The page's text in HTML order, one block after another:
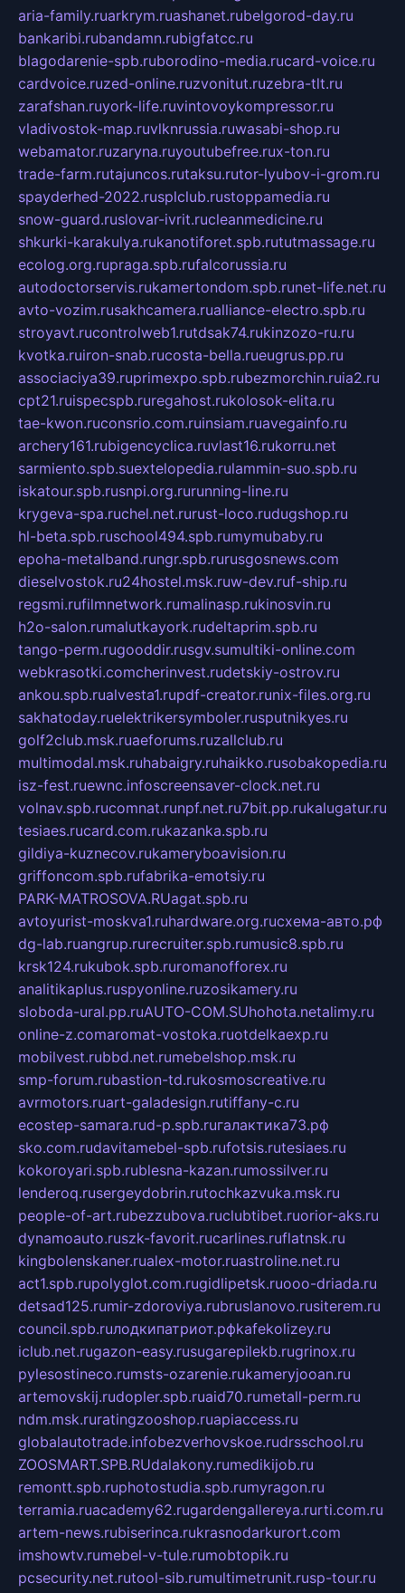
aria-family.ruarkrym.ruashanet.rubelgorod-day.ru
bankaribi.rubandamn.rubigfatcc.ru
blagodarenie-spb.ruborodino-media.rucard-voice.ru
cardvoice.ruzed-online.ruzvonitut.ruzebra-tlt.ru
zarafshan.ruyork-life.ruvintovoykompressor.ru
vladivostok-map.ruvlknrussia.ruwasabi-shop.ru
webamator.ruzaryna.ruyoutubefree.rux-ton.ru
trade-farm.rutajuncos.rutaksu.rutor-lyubov-i-grom.ru
spayderhed-2022.rusplclub.rustoppamedia.ru
snow-guard.ruslovar-ivrit.rucleanmedicine.ru
shkurki-karakulya.rukanotiforet.spb.rututmassage.ru
ecolog.org.rupraga.spb.rufalcorussia.ru
autodoctorservis.rukamertondom.spb.runet-life.net.ru
avto-vozim.rusakhcamera.rualliance-electro.spb.ru
stroyavt.rucontrolweb1.rutdsak74.rukinzozo-ru.ru
kvotka.ruiron-snab.rucosta-bella.rueugrus.pp.ru
associaciya39.ruprimexpo.spb.rubezmorchin.ruia2.ru
cpt21.ruispecspb.ruregahost.rukolosok-elita.ru
tae-kwon.ruconsrio.com.ruinsiam.ruavegainfo.ru
archery161.rubigencyclica.ruvlast16.rukorru.net
sarmiento.spb.suextelopedia.rulammin-suo.spb.ru
iskatour.spb.rusnpi.org.rurunning-line.ru
krygeva-spa.ruchel.net.rurust-loco.rudugshop.ru
hl-beta.spb.ruschool494.spb.rumymubaby.ru
epoha-metalband.rungr.spb.rurusgosnews.com
dieselvostok.ru24hostel.msk.ruw-dev.ruf-ship.ru
regsmi.rufilmnetwork.rumalinasp.rukinosvin.ru
h2o-salon.rumalutkayork.rudeltaprim.spb.ru
tango-perm.rugooddir.rusgv.sumultiki-online.com
webkrasotki.comcherinvest.rudetskiy-ostrov.ru
ankou.spb.rualvesta1.rupdf-creator.runix-files.org.ru
sakhatoday.ruelektrikersymboler.rusputnikyes.ru
golf2club.msk.ruaeforums.ruzallclub.ru
multimodal.msk.ruhabaigry.ruhaikko.rusobakopedia.ru
isz-fest.ruewnc.infoscreensaver-clock.net.ru
volnav.spb.rucomnat.runpf.net.ru7bit.pp.rukalugatur.ru
tesiaes.rucard.com.rukazanka.spb.ru
gildiya-kuznecov.rukameryboavision.ru
griffoncom.spb.rufabrika-emotsiy.ru
PARK-MATROSOVA.RUagat.spb.ru
avtoyurist-moskva1.ruhardware.org.ruсхема-авто.рф
dg-lab.ruangrup.rurecruiter.spb.rumusic8.spb.ru
krsk124.rukubok.spb.ruromanofforex.ru
analitikaplus.ruspyonline.ruzosikamery.ru
sloboda-ural.pp.ruAUTO-COM.SUhohota.netalimy.ru
online-z.comaromat-vostoka.ruotdelkaexp.ru
mobilvest.rubbd.net.rumebelshop.msk.ru
smp-forum.rubastion-td.rukosmoscreative.ru
avrmotors.ruart-galadesign.rutiffany-c.ru
ecostep-samara.rud-p.spb.ruгалактика73.рф
sko.com.rudavitamebel-spb.rufotsis.rutesiaes.ru
kokoroyari.spb.rublesna-kazan.rumossilver.ru
lenderoq.rusergeydobrin.rutochkazvuka.msk.ru
people-of-art.rubezzubova.ruclubtibet.ruorior-aks.ru
dynamoauto.ruszk-favorit.rucarlines.ruflatnsk.ru
kingbolenskaner.rualex-motor.ruastroline.net.ru
act1.spb.rupolyglot.com.rugidlipetsk.ruooo-driada.ru
detsad125.rumir-zdoroviya.rubruslanovo.rusiterem.ru
council.spb.ruлодкипатриот.рфkafekolizey.ru
iclub.net.rugazon-easy.rusugarepilekb.rugrinox.ru
pylesostineco.rumsts-ozarenie.rukameryjooan.ru
artemovskij.rudopler.spb.ruaid70.rumetall-perm.ru
ndm.msk.ruratingzooshop.ruapiaccess.ru
globalautotrade.infobezverhovskoe.rudrsschool.ru
ZOOSMART.SPB.RUdalakony.rumedikijob.ru
remontt.spb.ruphotostudia.spb.rumyragon.ru
terramia.ruacademy62.rugardengallereya.rurti.com.ru
artem-news.rubiserinca.rukrasnodarkurort.com
imshowtv.rumebel-v-tule.rumobtopik.ru
pcsecurity.net.rutool-sib.rumultimetrunit.rusp-tour.ru